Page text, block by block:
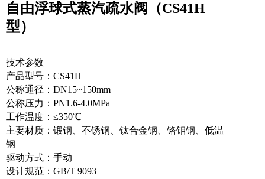
自由浮球式蒸汽疏水阀（CS41H
型）
技术参数
产品型号：CS41H
公称通径：DN15~150mm
公称压力：PN1.6-4.0MPa
工作温度：≤350℃
主要材质：锻钢、不锈钢、钛合金钢、铬钼钢、低温
钢
驱动方式：手动
设计规范：GB/T 9093